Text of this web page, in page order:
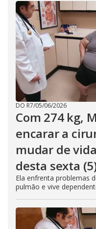
DO R7/05/06/2026
Com 274 kg,
encarar a
mudar de
desta sexta
Ela enfrenta problemas
pulmão e vive